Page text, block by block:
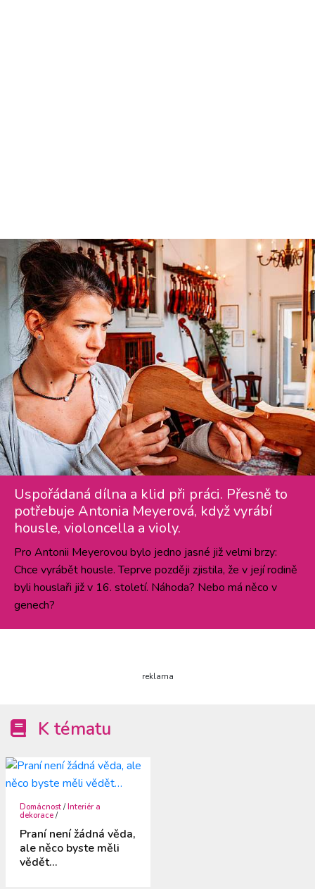
Uspořádaná dílna a klid při práci. Přesně to
potřebuje Antonia Meyerová, když vyrábí
housle, violoncella a violy.
Pro Antonii Meyerovou bylo jedno jasné již velmi brzy:
Chce vyrábět housle. Teprve později zjistila, že v její rodině
byli houslaři již v 16. století. Náhoda? Nebo má něco v
genech?
reklama
K tématu
Domácnost /Interiér a
dekorace /
Praní není žádná věda,
ale něco byste měli
vědět…